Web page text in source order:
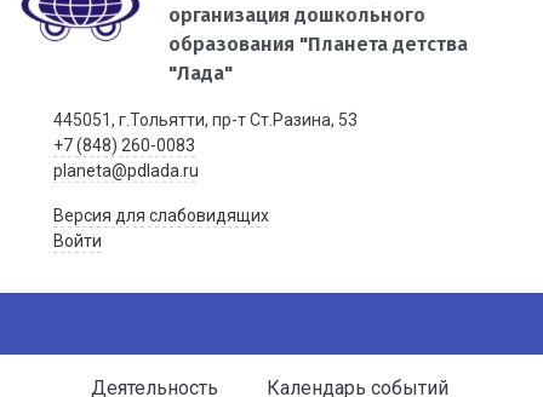
организация дошкольного
образования "Планета детства
"Лада"
445051, г.Тольятти, пр-т Ст.Разина, 53
+7 (848) 260-0083
planeta@pdlada.ru
Версия для слабовидящих
Войти
Деятельность
Календарь событий